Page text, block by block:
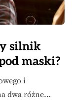
silnik
maski?
i
dwa różne…